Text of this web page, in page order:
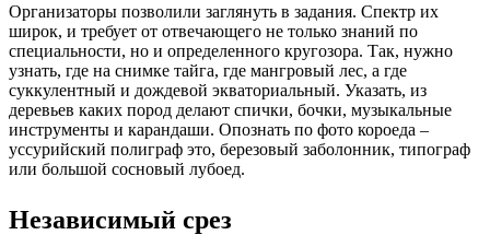
Организаторы позволили заглянуть в задания. Спектр их
широк, и требует от отвечающего не только знаний по
специальности, но и определенного кругозора. Так, нужно
узнать, где на снимке тайга, где мангровый лес, а где
суккулентный и дождевой экваториальный. Указать, из
деревьев каких пород делают спички, бочки, музыкальные
инструменты и карандаши. Опознать по фото короеда –
уссурийский полиграф это, березовый заболонник, типограф
или большой сосновый лубоед.
Независимый срез